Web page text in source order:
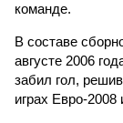
команде.
В составе
августе 2006
забил гол,
играх Евро-2008